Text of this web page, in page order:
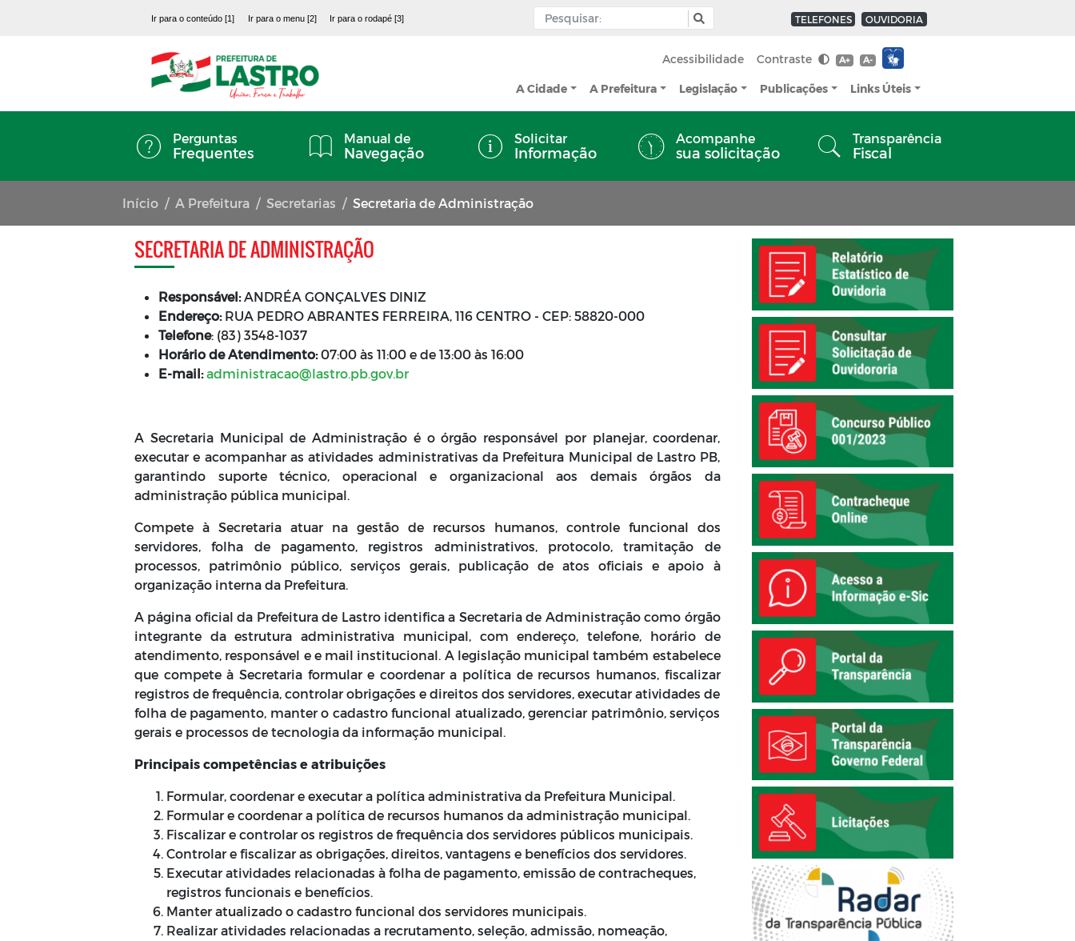
Ir para o conteúdo [1] Ir para o menu [2] Ir para o rodapé [3] TELEFONES OUVIDORIA
Acessibilidade Contraste A+ A-
A Cidade A Prefeitura Legislação Publicações Links Úteis
Perguntas
Frequentes
Manual de
Navegação
Solicitar
Informação
Acompanhe
sua solicitação
Transparência
Fiscal
Início A Prefeitura Secretarias Secretaria de Administração
SECRETARIA DE ADMINISTRAÇÃO
Responsável:ANDRÉA GONÇALVES DINIZ
Endereço:RUA PEDRO ABRANTES FERREIRA, 116 CENTRO - CEP: 58820-000
Telefone: (83) 3548-1037
Horário de Atendimento:07:00 às 11:00 e de 13:00 às 16:00
E-mail:administracao@lastro.pb.gov.br
A Secretaria Municipal de Administração é o órgão responsável por planejar, coordenar,
executar e acompanhar as atividades administrativas da Prefeitura Municipal de Lastro PB,
garantindo suporte técnico, operacional e organizacional aos demais órgãos da
administração pública municipal.
Compete à Secretaria atuar na gestão de recursos humanos, controle funcional dos
servidores, folha de pagamento, registros administrativos, protocolo, tramitação de
processos, patrimônio público, serviços gerais, publicação de atos oficiais e apoio à
organização interna da Prefeitura.
A página oficial da Prefeitura de Lastro identifica a Secretaria de Administração como órgão
integrante da estrutura administrativa municipal, com endereço, telefone, horário de
atendimento, responsável e e mail institucional. A legislação municipal também estabelece
que compete à Secretaria formular e coordenar a política de recursos humanos, fiscalizar
registros de frequência, controlar obrigações e direitos dos servidores, executar atividades de
folha de pagamento, manter o cadastro funcional atualizado, gerenciar patrimônio, serviços
gerais e processos de tecnologia da informação municipal.
Principais competências e atribuições
Formular, coordenar e executar a política administrativa da Prefeitura Municipal.
Formular e coordenar a política de recursos humanos da administração municipal.
Fiscalizar e controlar os registros de frequência dos servidores públicos municipais.
Controlar e fiscalizar as obrigações, direitos, vantagens e benefícios dos servidores.
Executar atividades relacionadas à folha de pagamento, emissão de contracheques,
registros funcionais e benefícios.
Manter atualizado o cadastro funcional dos servidores municipais.
Realizar atividades relacionadas a recrutamento, seleção, admissão, nomeação,